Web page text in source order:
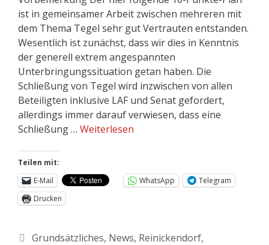
ist in gemeinsamer Arbeit zwischen mehreren mit
dem Thema Tegel sehr gut Vertrauten entstanden.
Wesentlich ist zunächst, dass wir dies in Kenntnis
der generell extrem angespannten
Unterbringungssituation getan haben. Die
Schließung von Tegel wird inzwischen von allen
Beteiligten inklusive LAF und Senat gefordert,
allerdings immer darauf verwiesen, dass eine
Schließung … Weiterlesen
Teilen mit:
E-Mail
WhatsApp
Telegram
Drucken
Grundsätzliches, News, Reinickendorf,